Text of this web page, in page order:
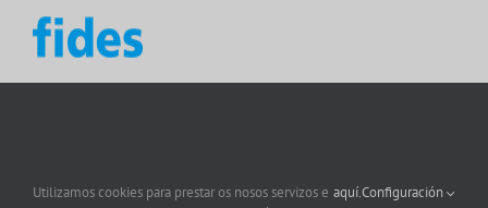
Utilizamos cookies para prestar os nosos servizos e aquí.Configuración